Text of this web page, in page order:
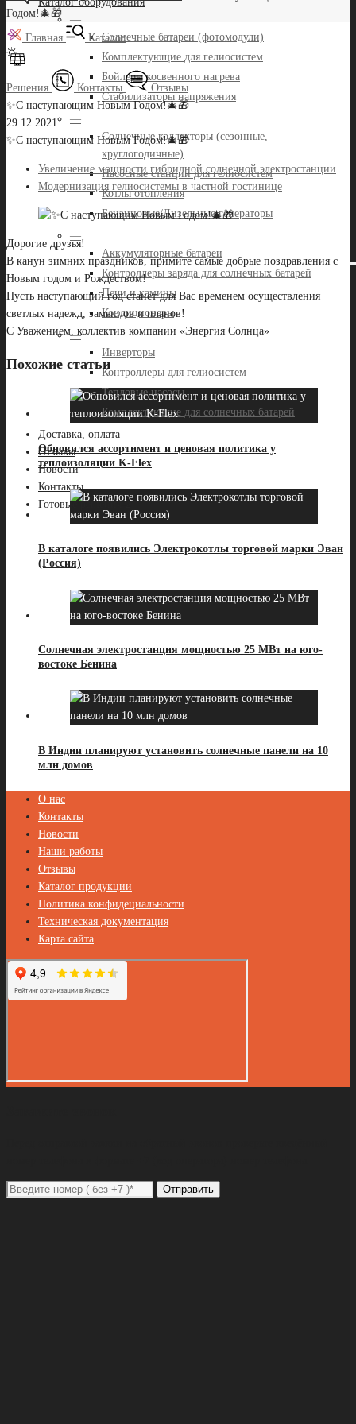
—
Солнечные батареи (фотомодули)
Комплектующие для гелиосистем
Бойлеры косвенного нагрева
Стабилизаторы напряжения
—
Солнечные коллекторы (сезонные,
круглогодичные)
Насосные станции для гелиосистем
Котлы отопления
Бензиновые/Дизельные генераторы
—
Аккумуляторные батареи
Контроллеры заряда для солнечных батарей
Печи и камины
Кондиционеры
—
Инверторы
Контроллеры для гелиосистем
Тепловые насосы
Комплектующие для солнечных батарей
Доставка, оплата
Отзывы
Новости
Контакты
Готовые решения-2
Годом!🎄🎁
Главная Каталог
Решения Контакты
Отзывы
✨С наступающим Новым Годом!🎄🎁
29.12.2021
✨С наступающим Новым Годом!🎄🎁
Увеличение мощности гибридной солнечной электростанции
Модернизация гелиосистемы в частной гостинице
Дорогие друзья!
В канун зимних праздников, примите самые добрые поздравления с
Новым годом и Рождеством!
Пусть наступающий год станет для Вас временем осуществления
светлых надежд, замыслов и планов!
С Уважением, коллектив компании «Энергия Солнца»
Похожие статьи
Обновился ассортимент и ценовая политика у
теплоизоляции K-Flex
В каталоге появились Электрокотлы торговой марки Эван
(Россия)
Солнечная электростанция мощностью 25 МВт на юго-
востоке Бенина
В Индии планируют установить солнечные панели на 10
млн домов
О нас
Контакты
Новости
Наши работы
Отзывы
Каталог продукции
Политика конфидециальности
Техническая документация
Карта сайта
Отправить